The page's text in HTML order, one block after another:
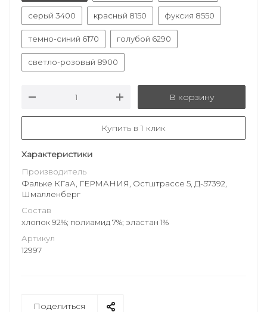
серый 3400 красный 8150 фуксия 8550
темно-синий 6170 голубой 6290
светло-розовый 8900
В корзину
Купить в 1 клик
Характеристики
Производитель
Фальке КГаА, ГЕРМАНИЯ, Остштрассе 5, Д-57392,
Шмалленберг
Состав
хлопок 92%; полиамид 7%; эластан 1%
Артикул
12997
Поделиться